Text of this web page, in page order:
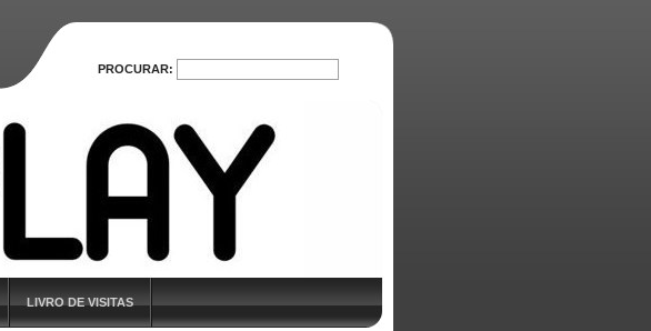
LIVRO DE VISITAS
PROCURAR:
PROCURAR